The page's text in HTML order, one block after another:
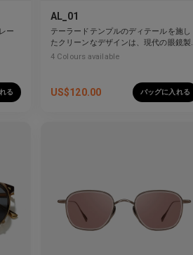
ー
る
AL_01
テーラードテンプルのディテールを施し
たクリーンなデザインは、現代の眼鏡製
作を再定義しています。
4 Colours available
US$120.00 バッグに入れる